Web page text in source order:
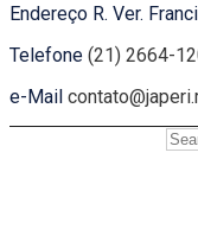
Endereço R. Ver.
Telefone (21) 2664-
e-Mail